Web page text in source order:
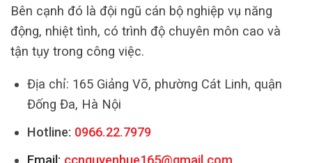
Bên cạnh đó là đội ngũ cán bộ nghiệp vụ năng
động, nhiệt tình, có trình độ chuyên môn cao và
tận tụy trong công việc.
Địa chỉ: 165 Giảng Võ, phường Cát Linh, quận
Đống Đa, Hà Nội
Hotline: 0966.22.7979